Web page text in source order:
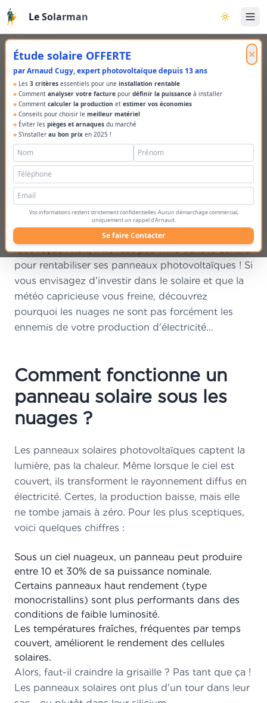
Aller au contenu principal
Le Solarman Basculer
×
Étude solaire OFFERTE
par Arnaud Cugy, expert photovoltaïque depuis 13 ans
» Les 3 critères essentiels pour une installation rentable
» Comment analyser votre facture pour définir la puissance à installer
» Comment calculer la production et estimer vos économies
» Conseils pour choisir le meilleur matériel
» Éviter les pièges et arnaques du marché
» S'installer au bon prix en 2025 !
Vos informations restent strictement confidentielles. Aucun démarchage commercial,
uniquement un rappel d'Arnaud.
Se faire Contacter
Énergie solaire :
efficace même sous
les nuages ?
Savez-vous que l'Allemagne, pourtant peu gâtée
par le soleil, est l'un des leaders mondiaux de
Voilà de quoi tordre le cou à une
idée reçue : non, il ne faut pas vivre dans le Sahara
pour rentabiliser ses panneaux photovoltaïques ! Si
vous envisagez d'investir dans le solaire et que la
météo capricieuse vous freine, découvrez
pourquoi les nuages ne sont pas forcément les
ennemis de votre production d'électricité…
Comment fonctionne un
panneau solaire sous les
nuages ?
Les panneaux solaires photovoltaïques captent la
lumière, pas la chaleur. Même lorsque le ciel est
couvert, ils transforment le rayonnement diffus en
électricité. Certes, la production baisse, mais elle
ne tombe jamais à zéro. Pour les plus sceptiques,
voici quelques chiffres :
Sous un ciel nuageux, un panneau peut produire
entre 10 et 30% de sa puissance nominale.
Certains panneaux haut rendement (type
monocristallins) sont plus performants dans des
conditions de faible luminosité.
Les températures fraîches, fréquentes par temps
couvert, améliorent le rendement des cellules
solaires.
Alors, faut-il craindre la grisaille ? Pas tant que ça !
Les panneaux solaires ont plus d'un tour dans leur